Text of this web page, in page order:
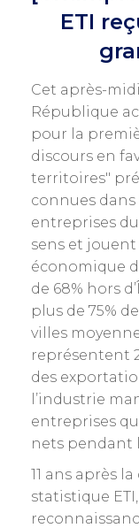
ETI
Cet après-
République
pour la
discours en
territoires"
connues
entreprises
sens et
économique
de 68% hors
plus de 75%
villes
représentent
des
l’industrie
entreprises
nets pendant
11 ans après
statistique